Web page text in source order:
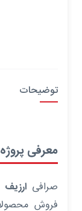
توضیحات
معرفی پروژه
صرافی ارزیف
فروش